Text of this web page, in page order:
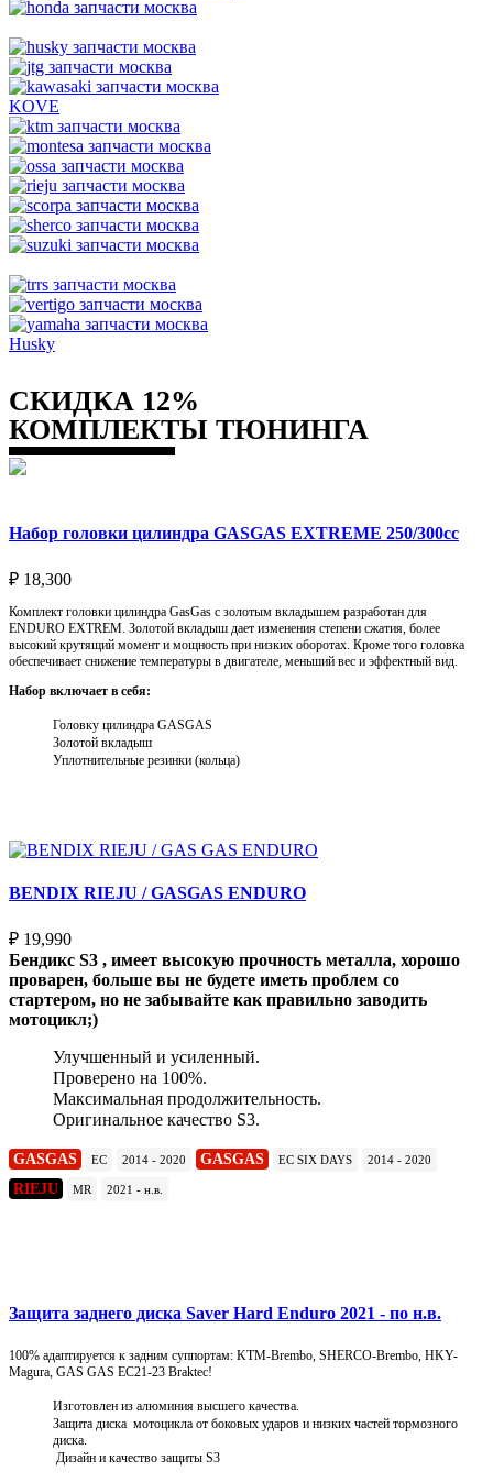
KOVE
Husky
СКИДКА 12%
КОМПЛЕКТЫ ТЮНИНГА
Набор головки цилиндра GASGAS EXTREME 250/300cc
₽ 18,300
Комплект головки цилиндра GasGas с золотым вкладышем разработан для
ENDURO EXTREM. Золотой вкладыш дает изменения степени сжатия, более
высокий крутящий момент и мощность при низких оборотах. Кроме того головка
обеспечивает снижение температуры в двигателе, меньший вес и эффектный вид.
Набор включает в себя:
Головку цилиндра GASGAS
Золотой вкладыш
Уплотнительные резинки (кольца)
BENDIX RIEJU / GASGAS ENDURO
₽ 19,990
Бендикс S3 , имеет высокую прочность металла, хорошо
проварен, больше вы не будете иметь проблем со
стартером, но не забывайте как правильно заводить
мотоцикл;)
Улучшенный и усиленный.
Проверено на 100%.
Максимальная продолжительность.
Оригинальное качество S3.
GASGAS EC 2014 - 2020 GASGAS EC SIX DAYS 2014 - 2020
RIEJU MR 2021 - н.в.
Защита заднего диска Saver Hard Enduro 2021 - по н.в.
100% адаптируется к задним суппортам: KTM-Brembo, SHERCO-Brembo, HKY-
Magura, GAS GAS EC21-23 Braktec!
Изготовлен из алюминия высшего качества.
Защита диска мотоцикла от боковых ударов и низких частей тормозного
диска.
Дизайн и качество защиты S3